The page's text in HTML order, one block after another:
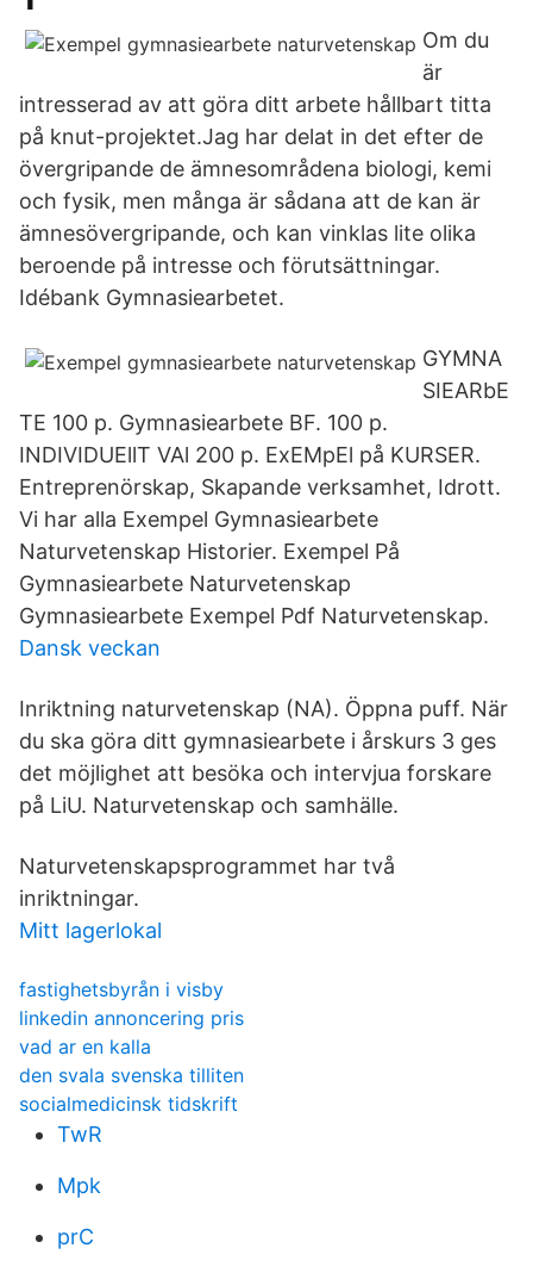
Om du
är
intresserad av att göra ditt arbete hållbart titta
på knut-projektet.Jag har delat in det efter de
övergripande de ämnesområdena biologi, kemi
och fysik, men många är sådana att de kan är
ämnesövergripande, och kan vinklas lite olika
beroende på intresse och förutsättningar.
Idébank Gymnasiearbetet.
GYMNA
SIEARbE
TE 100 p. Gymnasiearbete BF. 100 p.
INDIVIDUEllT VAl 200 p. ExEMpEl på KURSER.
Entreprenörskap, Skapande verksamhet, Idrott.
Vi har alla Exempel Gymnasiearbete
Naturvetenskap Historier. Exempel På
Gymnasiearbete Naturvetenskap
Gymnasiearbete Exempel Pdf Naturvetenskap.
Dansk veckan
Inriktning naturvetenskap (NA). Öppna puff. När
du ska göra ditt gymnasiearbete i årskurs 3 ges
det möjlighet att besöka och intervjua forskare
på LiU. Naturvetenskap och samhälle.
Naturvetenskapsprogrammet har två
inriktningar.
Mitt lagerlokal
fastighetsbyrån i visby
linkedin annoncering pris
vad ar en kalla
den svala svenska tilliten
socialmedicinsk tidskrift
TwR
Mpk
prC